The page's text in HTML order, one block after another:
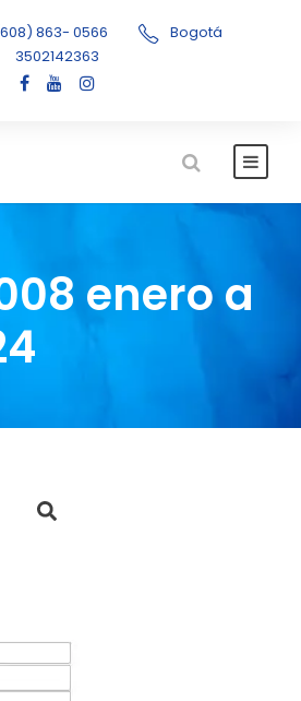
863- 0566
Bogotá
3502142363
enero a